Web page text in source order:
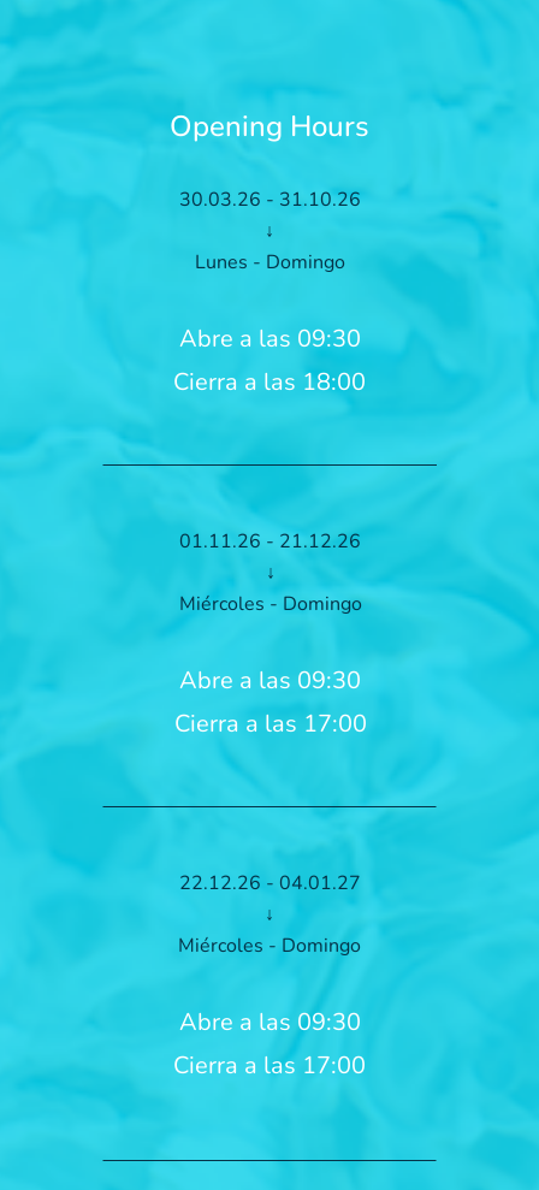
Opening Hours
30.03.26 - 31.10.26
↓
Lunes - Domingo
Abre a las 09:30
Cierra a las 18:00
01.11.26 - 21.12.26
↓
Miércoles - Domingo
Abre a las 09:30
Cierra a las 17:00
22.12.26 - 04.01.27
↓
Miércoles - Domingo
Abre a las 09:30
Cierra a las 17:00